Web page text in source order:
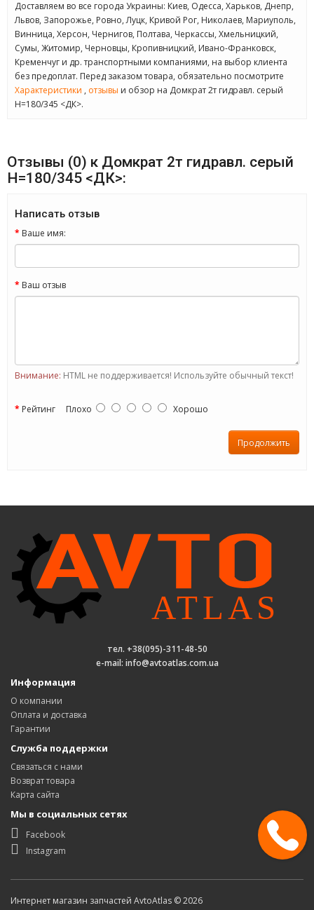
Доставляем во все города Украины: Киев, Одесса, Харьков, Днепр,
Львов, Запорожье, Ровно, Луцк, Кривой Рог, Николаев, Мариуполь,
Винница, Херсон, Чернигов, Полтава, Черкассы, Хмельницкий,
Сумы, Житомир, Черновцы, Кропивницкий, Ивано-Франковск,
Кременчуг и др. транспортными компаниями, на выбор клиента
без предоплат. Перед заказом товара, обязательно посмотрите
Характеристики , отзывы и обзор на Домкрат 2т гидравл. серый
H=180/345 <ДК>.
Отзывы (0) к Домкрат 2т гидравл. серый
H=180/345 <ДК>:
Написать отзыв
Ваше имя:
Ваш отзыв
Внимание: HTML не поддерживается! Используйте обычный текст!
Рейтинг Плохо Хорошо
Продолжить
тел. +38(095)-311-48-50
e-mail: info@avtoatlas.com.ua
Информация
О компании
Оплата и доставка
Гарантии
Служба поддержки
Связаться с нами
Возврат товара
Карта сайта
Мы в социальных сетях
Facebook
Instagram
Интернет магазин запчастей AvtoAtlas © 2026